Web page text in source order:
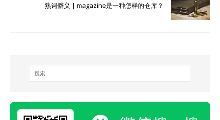
熟词僻义 | magazine是一种怎样的仓库？